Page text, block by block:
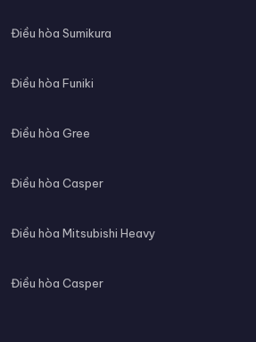
Điều hòa Sumikura
Điều hòa Funiki
Điều hòa Gree
Điều hòa Casper
Điều hòa Mitsubishi Heavy
Điều hòa Casper